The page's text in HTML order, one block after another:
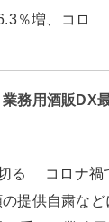
％増、コロ
業務用酒販
る コロナ禍
提供自粛な